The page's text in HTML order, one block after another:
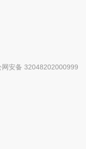
网安备 32048202000999